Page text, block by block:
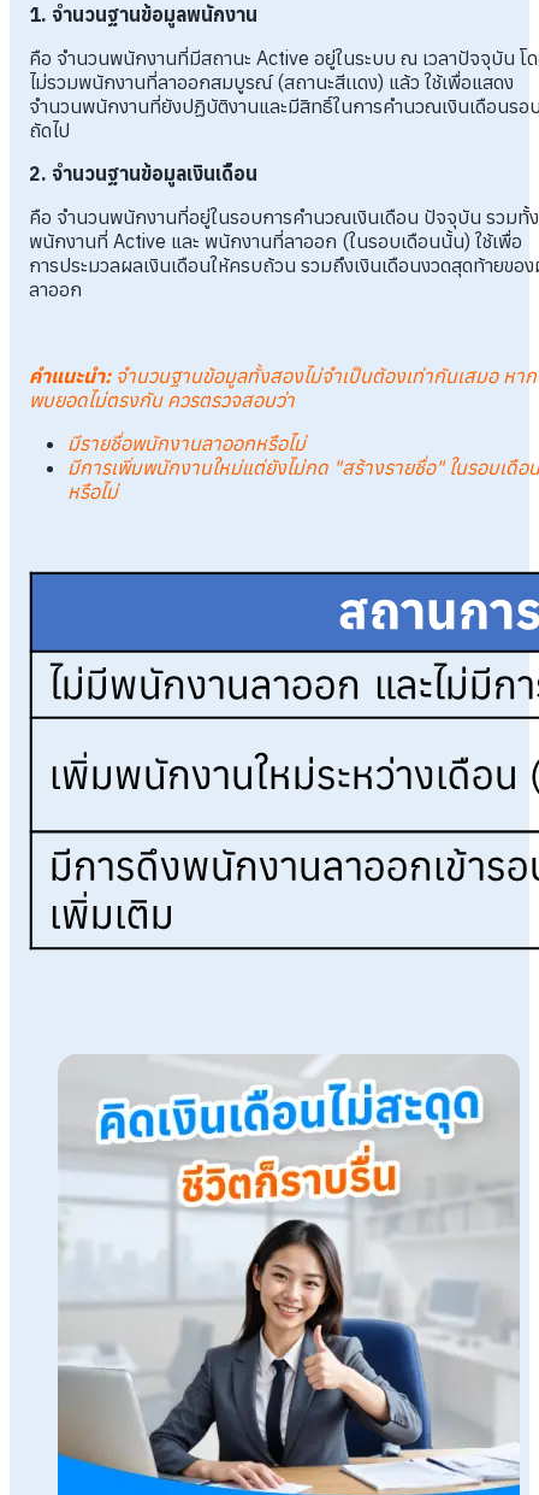
1. จำนวนฐานข้อมูลพนักงาน
คือ จำนวนพนักงานที่มีสถานะ Active อยู่ในระบบ ณ เวลาปัจจุบัน โ
ไม่รวมพนักงานที่ลาออกสมบูรณ์ (สถานะสีเเดง) แล้ว ใช้เพื่อแสดง
จำนวนพนักงานที่ยังปฏิบัติงานและมีสิทธิ์ในการคำนวณเงินเดือนรอ
ถัดไป
2. จำนวนฐานข้อมูลเงินเดือน
คือ จำนวนพนักงานที่อยู่ในรอบการคำนวณเงินเดือน ปัจจุบัน รวมทั้ง
พนักงานที่ Active และ พนักงานที่ลาออก (ในรอบเดือนนั้น) ใช้เพื่อ
การประมวลผลเงินเดือนให้ครบถ้วน รวมถึงเงินเดือนงวดสุดท้ายขอ
ลาออก
คำแนะนำ:จำนวนฐานข้อมูลทั้งสองไม่จำเป็นต้องเท่ากันเสมอ หาก
พบยอดไม่ตรงกัน ควรตรวจสอบว่า
มีรายชื่อพนักงานลาออกหรือไม่
มีการเพิ่มพนักงานใหม่แต่ยังไม่กด "สร้างรายชื่อ" ในรอบเดือน
หรือไม่